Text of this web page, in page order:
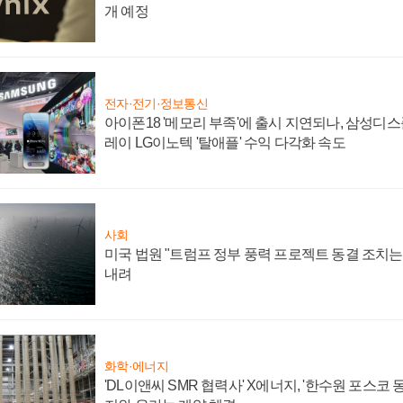
개 예정
전자·전기·정보통신
아이폰18 '메모리 부족'에 출시 지연되나, 삼성디
레이 LG이노텍 '탈애플' 수익 다각화 속도
사회
미국 법원 "트럼프 정부 풍력 프로젝트 동결 조치
내려
화학·에너지
'DL이앤씨 SMR 협력사' X에너지, '한수원 포스코